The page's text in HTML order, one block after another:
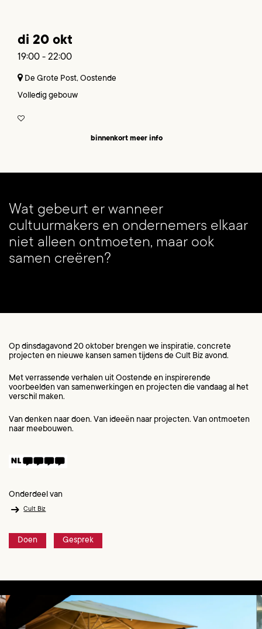
di 20 okt
19:00 - 22:00
De Grote Post, Oostende
Volledig gebouw
binnenkort meer info
Wat gebeurt er wanneer
cultuurmakers en ondernemers elkaar
niet alleen ontmoeten, maar ook
samen creëren?
Op dinsdagavond 20 oktober brengen we inspiratie, concrete
projecten en nieuwe kansen samen tijdens de Cult Biz avond.
Met verrassende verhalen uit Oostende en inspirerende
voorbeelden van samenwerkingen en projecten die vandaag al het
verschil maken.
Van denken naar doen. Van ideeën naar projecten. Van ontmoeten
naar meebouwen.
Onderdeel van
Cult Biz
Doen Gesprek
Overslaan